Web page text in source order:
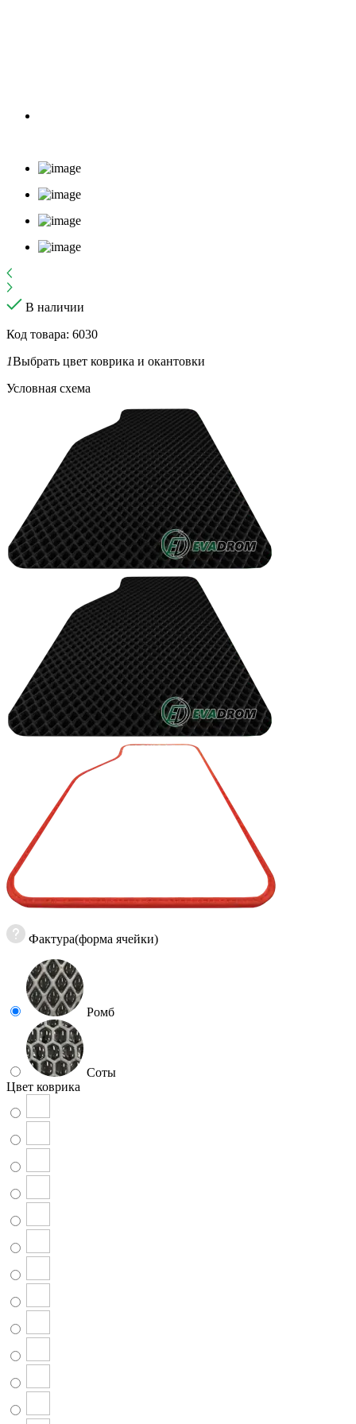
В наличии
Код товара: 6030
1Выбрать цвет коврика и окантовки
Условная схема
Фактура(форма ячейки)
Ромб
Соты
Цвет коврика